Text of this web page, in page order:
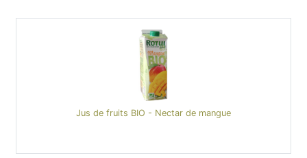
Jus de fruits BIO - Nectar de mangue